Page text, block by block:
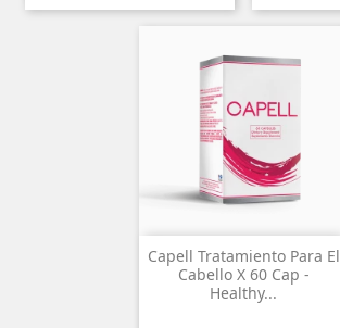
Capell Tratamiento Para El
Cabello X 60 Cap -
Healthy...